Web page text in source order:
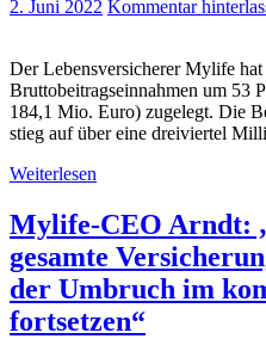
2. Juni 2022 Kommentar
Der Lebensversicherer Mylife
Bruttobeitragseinnahmen um 53
184,1 Mio. Euro) zugelegt. Die
stieg auf über eine dreiviertel
Weiterlesen
Mylife-CEO Arndt:
gesamte
der Umbruch im
fortsetzen“